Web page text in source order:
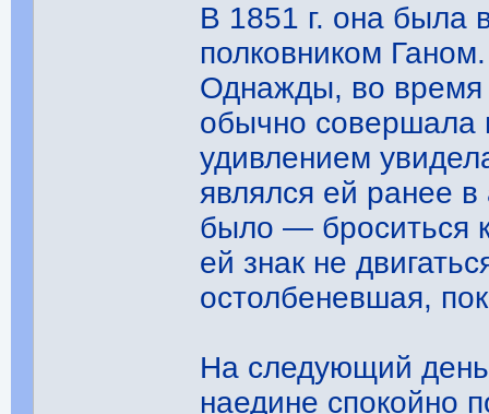
В 1851 г. она была
полковником Ганом.
Однажды, во время
обычно совершала
удивлением
являлся ей ранее
было — броситься
ей знак не
остолбеневшая,
На следующий
наедине спокойно